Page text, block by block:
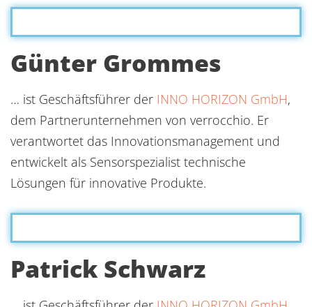
Günter Grommes
… ist Geschäftsführer der INNO HORIZON GmbH,
dem Partnerunternehmen von verrocchio. Er
verantwortet das Innovationsmanagement und
entwickelt als Sensorspezialist technische
Lösungen für innovative Produkte.
Patrick Schwarz